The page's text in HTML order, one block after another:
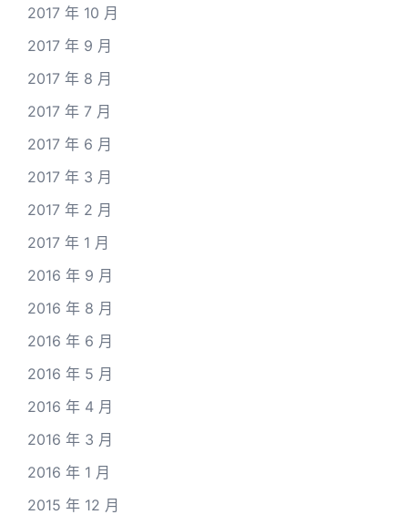
2017 年 10 月
2017 年 9 月
2017 年 8 月
2017 年 7 月
2017 年 6 月
2017 年 3 月
2017 年 2 月
2017 年 1 月
2016 年 9 月
2016 年 8 月
2016 年 6 月
2016 年 5 月
2016 年 4 月
2016 年 3 月
2016 年 1 月
2015 年 12 月